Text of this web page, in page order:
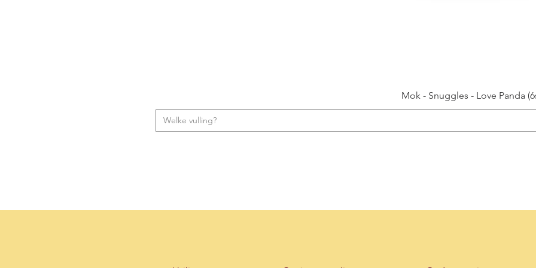
Mok - Snuggles - Love Panda
Welke vulling?